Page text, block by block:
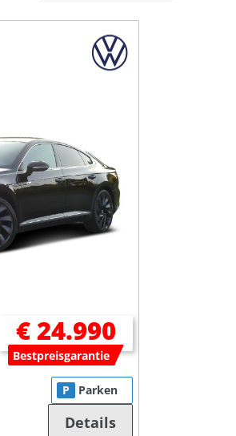
€ 24.990
Bestpreisgarantie
P Parken
Details